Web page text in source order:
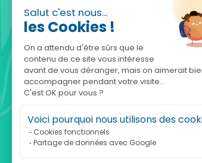
Salut c'est nous...
les Cookies !
On a attendu d'être sûrs que le
contenu de ce site vous intéresse
avant de vous déranger, mais on aimerait
accompagner pendant votre visite...
C'est OK pour vous ?
Voici pourquoi nous utilisons des
Cookies fonctionnels
Partage de données avec Google
Fondée en 2010,
française qui réunit plus de
comprendre et protéger la
est à votre écoute, du lundi au
accompagner.
Notre adresse :
achatnature.com (Ethik &